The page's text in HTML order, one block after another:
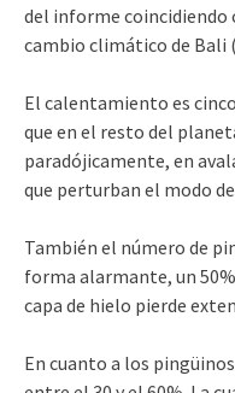
del informe coincidiendo
cambio climático de Bali
El calentamiento es
que en el resto del
paradójicamente, en
que perturban el modo
También el número de
forma alarmante, un
capa de hielo pierde
En cuanto a los